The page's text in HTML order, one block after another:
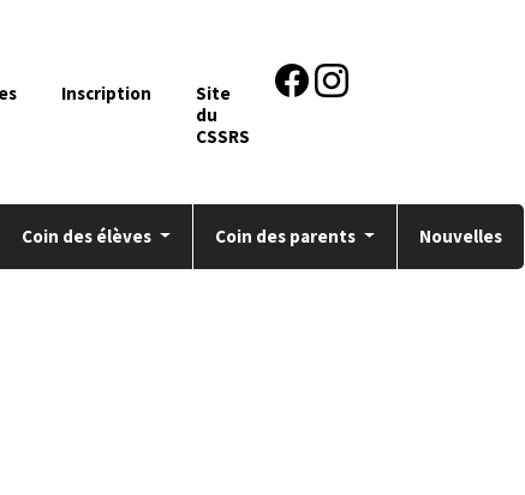
Inscription
Site
du
CSSRS
Coin des élèves Coin des parents Nouvelles